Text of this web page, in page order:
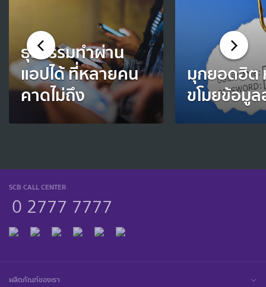
ธุรกรรมทำผ่าน
แอปได้ ที่หลายคน
คาดไม่ถึง
มุกยอดฮิต
ขโมยข้อมู
SCB CALL CENTER
0 2777 7777
ผลิตภัณฑ์ของเรา